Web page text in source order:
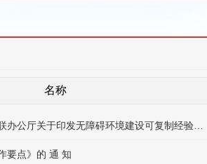
名称
办公厅关于印发无障碍环境建设可复制经验…
要点》的 通 知